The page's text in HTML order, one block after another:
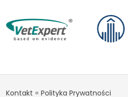
Kontakt Polityka Prywatności